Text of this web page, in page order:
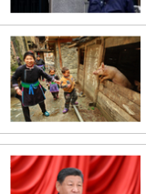
2026/02/25
2026/01/23